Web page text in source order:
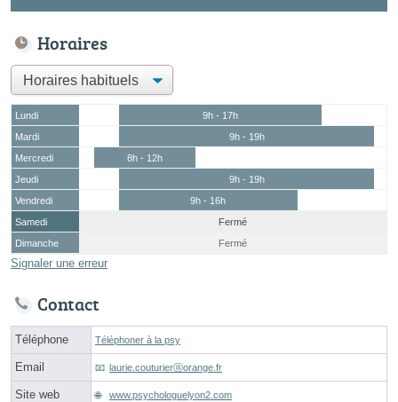
Horaires
Lundi
9h - 17h
Mardi
9h - 19h
Mercredi
8h - 12h
Jeudi
9h - 19h
Vendredi
9h - 16h
Samedi
Fermé
Dimanche
Fermé
Signaler une erreur
Contact
Téléphone Téléphoner à la psy
Email laurie.couturierⓐorange.fr
Site web www.psychologuelyon2.com